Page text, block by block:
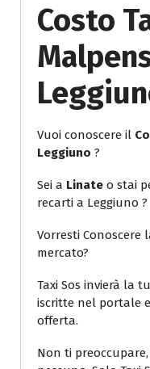
Costo
Vuoi conoscere il
Leggiuno ?
Sei a Linate o stai
recarti a Leggiuno ?
Vorresti
mercato?
Taxi Sos invierà la
iscritte nel portale
offerta.
Non ti